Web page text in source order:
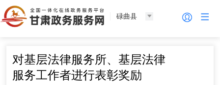
碌曲县
对基层法律服务所、基层法律
服务工作者进行表彰奖励